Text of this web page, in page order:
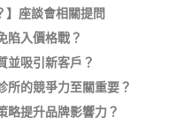
】座談會相關提問
陷入價格戰？
並吸引新客戶？
所的競爭力至關重要？
略提升品牌影響力？